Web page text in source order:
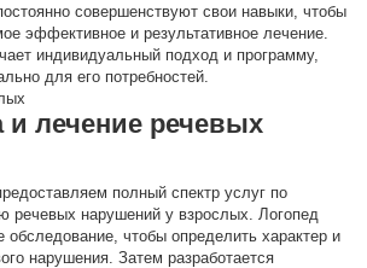
совершенствуют свои навыки, чтобы
эффективное и результативное лечение.
индивидуальный подход и программу,
для его потребностей.
и лечение речевых
полный спектр услуг по
речевых нарушений у взрослых. Логопед
обследование, чтобы определить характер и
нарушения. Затем разработается